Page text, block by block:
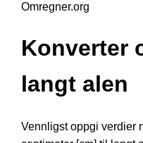
Omregner.org
Konverter
langt alen
Vennligst oppgi verdier